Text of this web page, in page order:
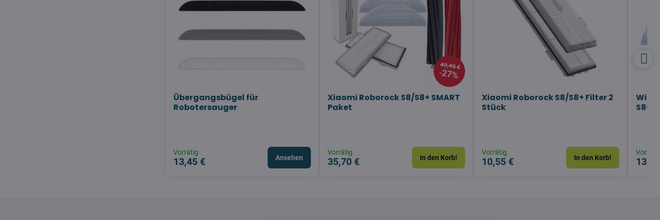
Übergangsbügel für
Robotersauger
Vorrätig
13,45 € Ansehen
49,49 €
27%
Xiaomi Roborock S8/S8+ SMART
Paket
Vorrätig
35,70 € In den Korb!
Xiaomi Roborock S8/S8+ Filter 2
Stück
Vorrätig
10,55 € In den Korb!
S8+/